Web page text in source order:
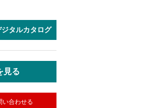
タルカタログ
見る
い合わせる